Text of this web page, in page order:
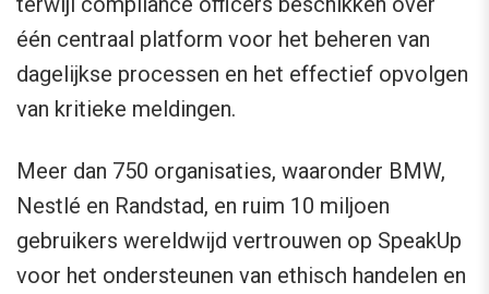
één centraal platform voor het beheren van
dagelijkse processen en het effectief opvolgen
van kritieke meldingen.
Meer dan 750 organisaties, waaronder BMW,
Nestlé en Randstad, en ruim 10 miljoen
gebruikers wereldwijd vertrouwen op SpeakUp
voor het ondersteunen van ethisch handelen en